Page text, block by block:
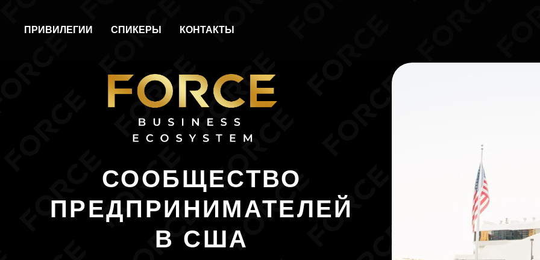
ПРИВИЛЕГИИ СПИКЕРЫ КОНТАКТЫ
ПРЕДПРИНИМАТЕЛЕЙ
В США
Присоединяйтесь, чтобы реализовать